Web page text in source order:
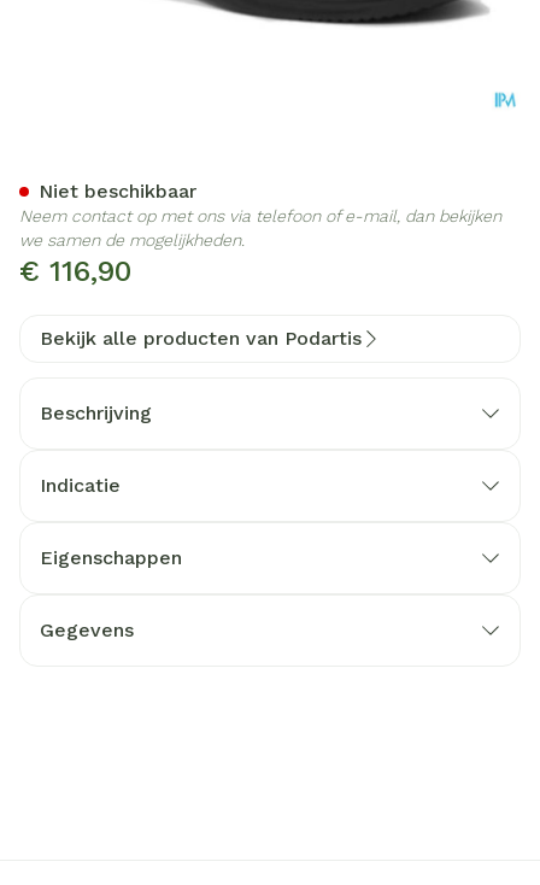
€ 116,90
Niet beschikbaar
Neem contact op met ons via telefoon of e-mail, dan bekijken
we samen de mogelijkheden.
Bekijk alle producten van Podartis
Beschrijving
Indicatie
Eigenschappen
Gegevens